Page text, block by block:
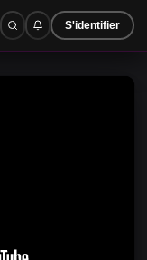
S'identifier